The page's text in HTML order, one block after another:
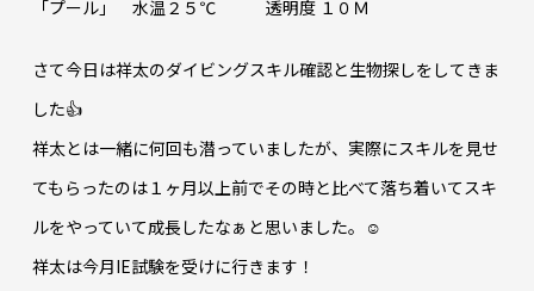
「プール」 水温２５℃ 透明度 １０Ｍ
さて今日は祥太のダイビングスキル確認と生物探しをしてきま
した👍
祥太とは一緒に何回も潜っていましたが、実際にスキルを見せ
てもらったのは１ヶ月以上前でその時と比べて落ち着いてスキ
ルをやっていて成長したなぁと思いました。☺
祥太は今月IE試験を受けに行きます！